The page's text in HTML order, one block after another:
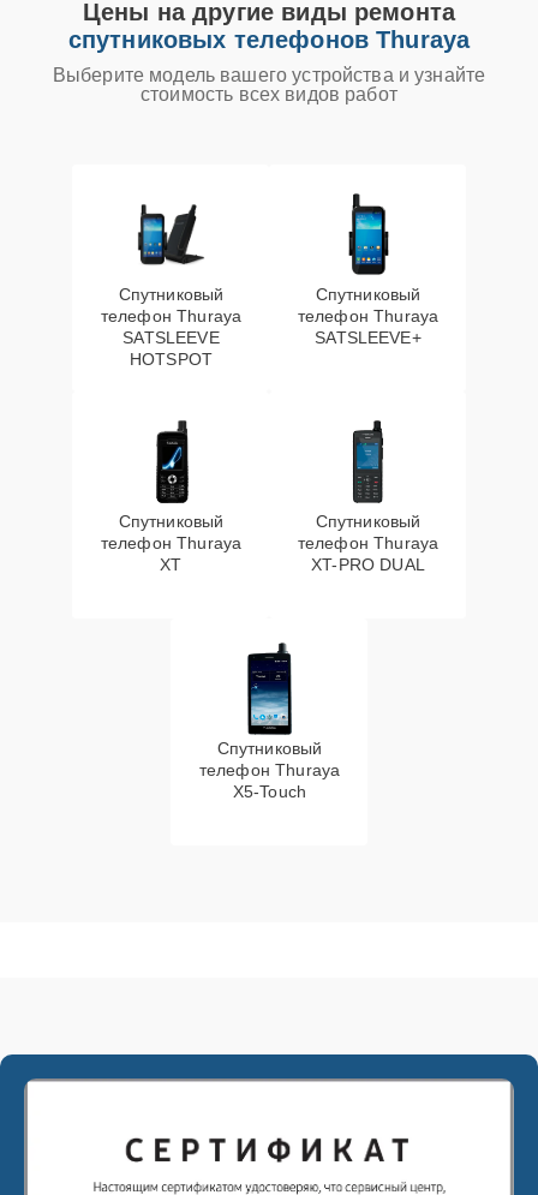
Цены на другие виды ремонта
спутниковых телефонов Thuraya
Выберите модель вашего устройства и узнайте
стоимость всех видов работ
Спутниковый
телефон Thuraya
SATSLEEVE
HOTSPOT
Спутниковый
телефон Thuraya
SATSLEEVE+
Спутниковый
телефон Thuraya
XT
Спутниковый
телефон Thuraya
XT-PRO DUAL
Спутниковый
телефон Thuraya
X5-Touch